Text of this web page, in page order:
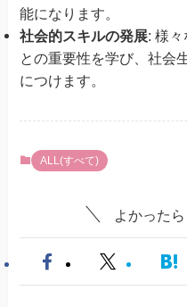
能になります。
社会的スキルの発展: 様
との重要性を学び、社会
につけます。
ALL(すべて)
よかった